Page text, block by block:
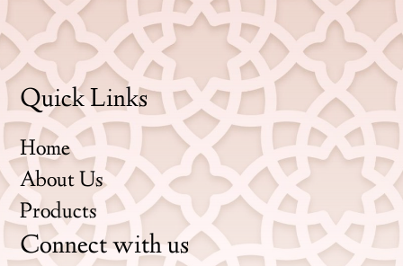
Quick Links
Home
About Us
Products
Connect with us